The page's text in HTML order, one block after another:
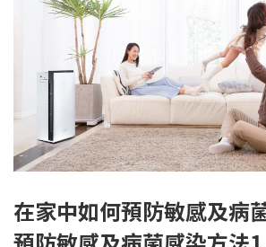
在家中如何預防敏感及病